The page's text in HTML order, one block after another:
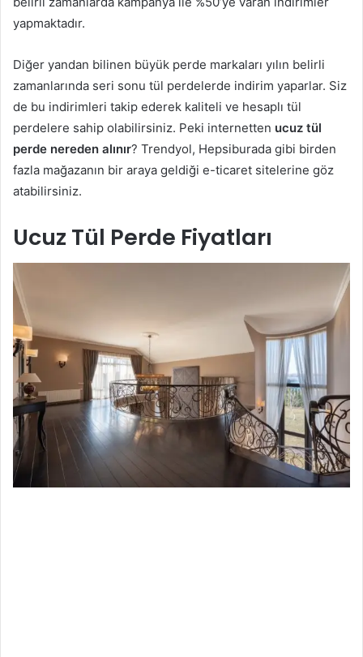
yapmaktadır.
Diğer yandan bilinen büyük perde markaları yılın belirli
zamanlarında seri sonu tül perdelerde indirim yaparlar. Siz
de bu indirimleri takip ederek kaliteli ve hesaplı tül
perdelere sahip olabilirsiniz. Peki internetten ucuz tül
perde nereden alınır? Trendyol, Hepsiburada gibi birden
fazla mağazanın bir araya geldiği e-ticaret sitelerine göz
atabilirsiniz.
Ucuz Tül Perde Fiyatları